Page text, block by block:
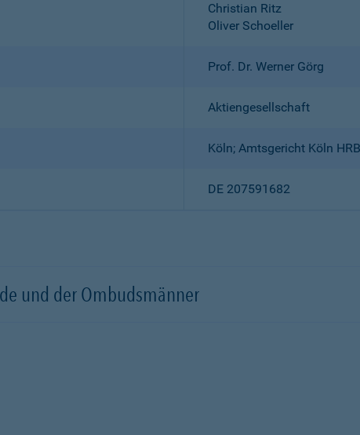
Christian Ritz
Oliver Schoeller
Prof. Dr. Werner Görg
Aktiengesellschaft
Köln; Amtsgericht Köln
DE 207591682
und der Ombudsmänner